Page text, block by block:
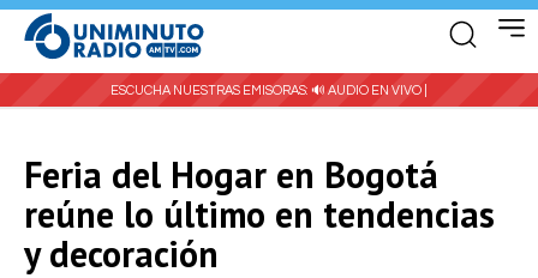
ESCUCHA NUESTRAS EMISORAS: 🔊 AUDIO EN VIVO |
Feria del Hogar en Bogotá
reúne lo último en tendencias
y decoración